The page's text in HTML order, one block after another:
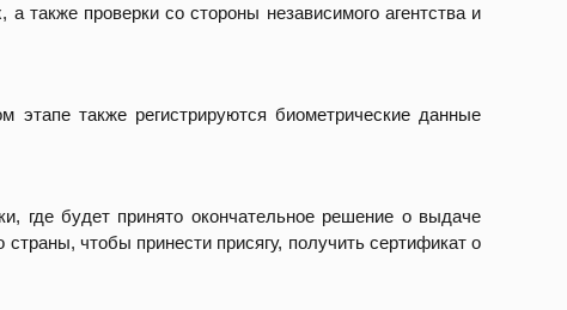
также проверки со стороны независимого агентства и
также регистрируются биометрические данные
где будет принято окончательное решение о выдаче
чтобы принести присягу, получить сертификат о